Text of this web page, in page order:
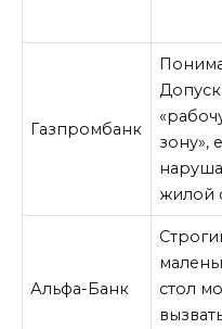
Газпромбанк
зону»,
жилой
Альфа-Банк
стол